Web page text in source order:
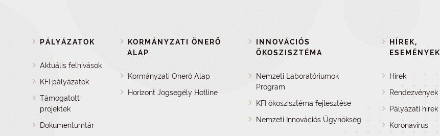
PÁLYÁZATOK
Aktuális felhívások
KFI pályázatok
Támogatott
projektek
Dokumentumtár
KORMÁNYZATI ÖNERŐ
ALAP
Kormányzati Önerő Alap
Horizont Jogsegély Hotline
INNOVÁCIÓS
ÖKOSZISZTÉMA
Nemzeti Laboratóriumok
Program
KFI ökoszisztéma fejlesztése
Nemzeti Innovációs Ügynökség
HÍREK,
ESEMÉNYEK
Hírek
Rendezvények
Pályázati hírek
Koronavírus